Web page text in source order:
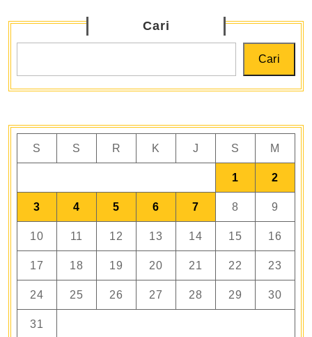
Cari
Cari
S S R K J S M
1 2
3 4 5 6 7 8 9
10 11 12 13 14 15 16
17 18 19 20 21 22 23
24 25 26 27 28 29 30
31